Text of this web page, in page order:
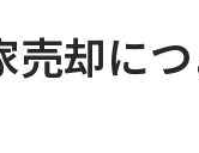
売却に